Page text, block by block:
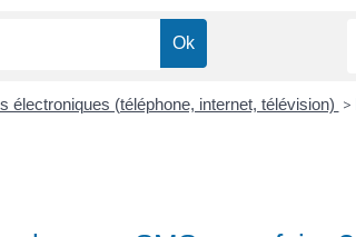
électroniques (téléphone, internet, télévision) >